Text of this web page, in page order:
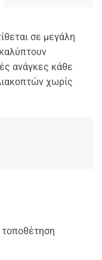
σε μεγάλη
ανάγκες κάθε
χωρίς